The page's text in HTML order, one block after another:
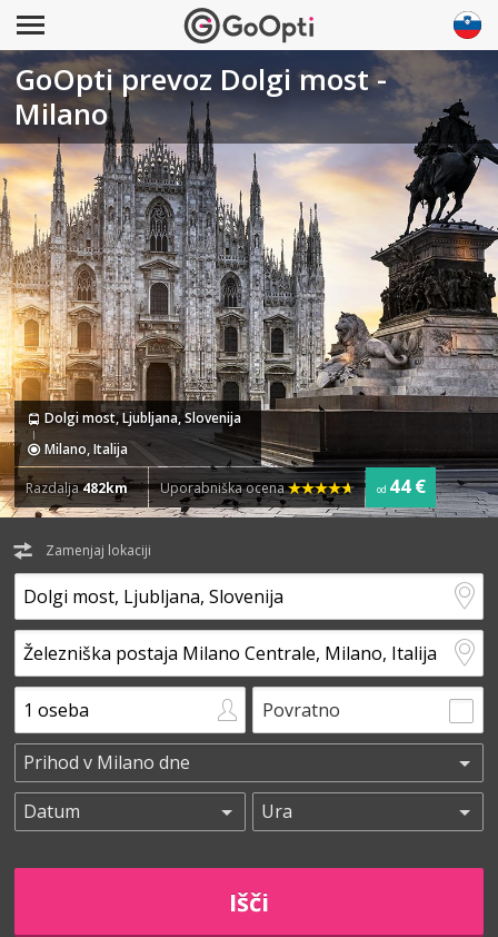
GoOpti prevoz Dolgi most -
Milano
Dolgi most, Ljubljana, Slovenija
Milano, Italija
Razdalja482km Uporabniška ocena od 44 €
Zamenjaj lokaciji
Povratno